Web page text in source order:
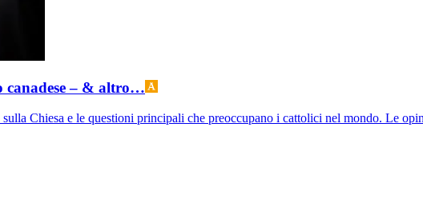
canadese – & altro…
Chiesa e le questioni principali che preoccupano i cattolici nel mondo. Le